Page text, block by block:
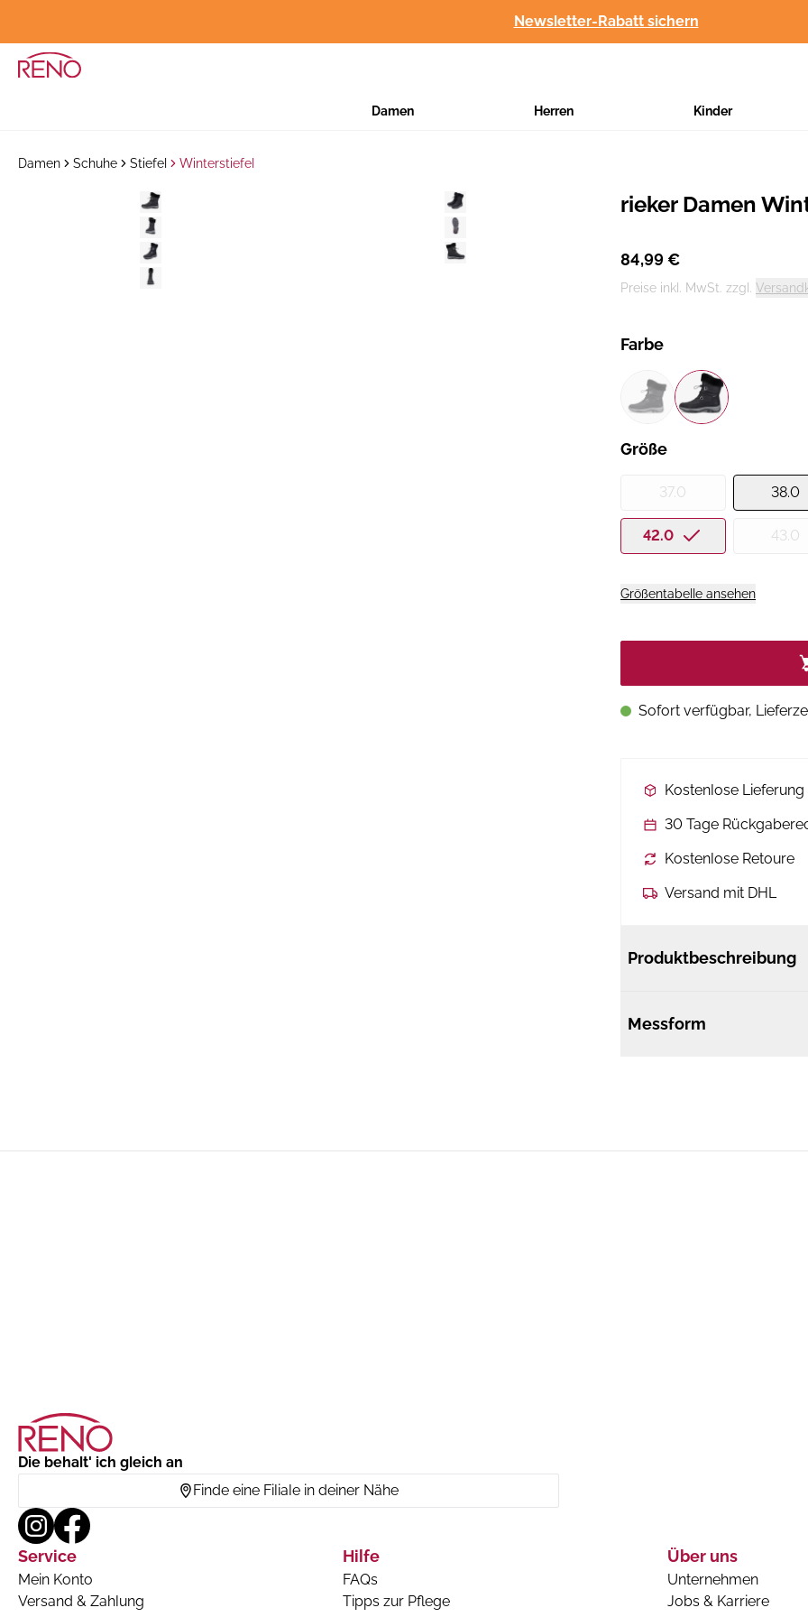
Newsletter-Rabatt sichern
Damen Herren Kinder
Damen Schuhe Stiefel Winterstiefel
Hersteller:
rieker Damen
84,99 €
Preise inkl. MwSt. zzgl.
Farbe
Größe
37.0 38.0
42.0 43.0
Größentabelle ansehen
Sofort verfügbar,
Kostenlose
30 Tage
Kostenlose Retoure
Versand mit DHL
Produktbeschreibung
Messform
Die behalt' ich gleich an
Finde eine Filiale in deiner Nähe
Service
Mein Konto
Versand & Zahlung
Hilfe
FAQs
Tipps zur Pflege
Über uns
Unternehmen
Jobs & Karriere